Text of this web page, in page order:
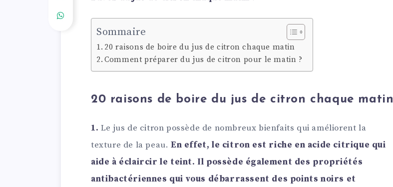
Sommaire
20 raisons de boire du jus de citron chaque matin
Comment préparer du jus de citron pour le matin ?
20 raisons de boire du jus de citron chaque matin
1. Le jus de citron possède de nombreux bienfaits qui améliorent la
texture de la peau.En effet, le citron est riche en acide citrique qui
aide à éclaircir le teint. Il possède également des propriétés
antibactériennes qui vous débarrassent des points noirs et